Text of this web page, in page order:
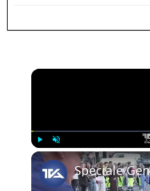
Unmute